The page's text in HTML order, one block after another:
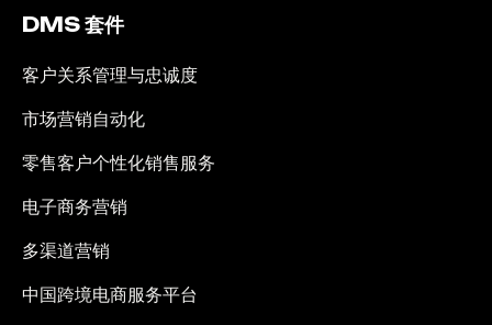
DMS 套件
客户关系管理与忠诚度
市场营销自动化
零售客户个性化销售服务
电子商务营销
多渠道营销
中国跨境电商服务平台